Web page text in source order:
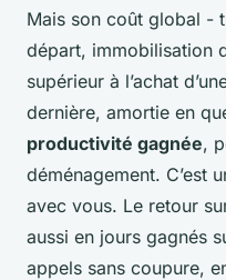
Mais son coût global -
départ, immobilisation
supérieur à l’achat
dernière, amortie en
productivité gagnée,
déménagement. C’est
avec vous. Le retour
aussi en jours gagnés
appels sans coupure,